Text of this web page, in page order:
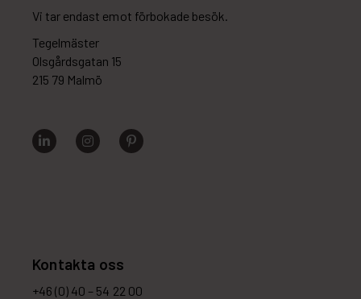
Kontakta oss
+46 (0) 40 – 54 22 00
Vi tar endast emot förbokade besök.
Tegelmäster
Olsgårdsgatan 15
215 79 Malmö